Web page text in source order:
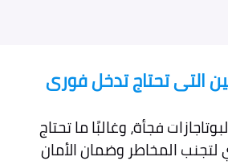
التى تحتاج تدخل فورى
فجأة، وغالبًا ما تحتاج
المخاطر وضمان الأمان